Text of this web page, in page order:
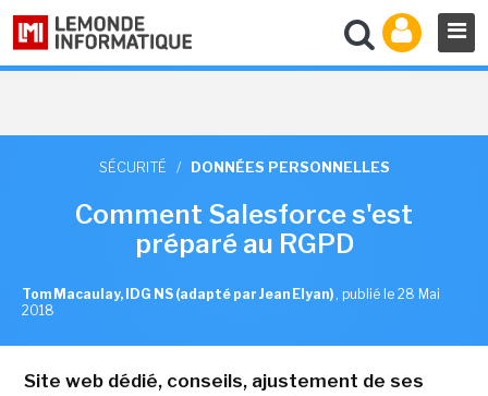
SÉCURITÉ / DONNÉES PERSONNELLES
Comment Salesforce s'est
préparé au RGPD
Tom Macaulay, IDG NS (adapté par Jean Elyan) , publié le 28 Mai
2018
Site web dédié, conseils, ajustement de ses